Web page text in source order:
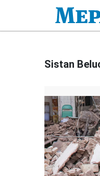
Sistan